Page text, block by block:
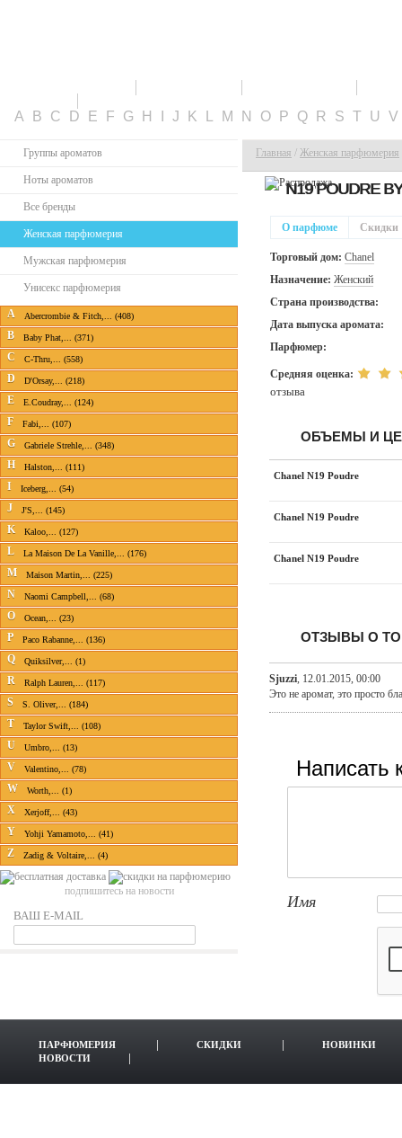
A B C D E F G H J K M N O P Q R S T U V
Группы ароматов
Ноты ароматов
Все бренды
Женская парфюмерия
Мужская парфюмерия
Унисекс парфюмерия
A Abercrombie & Fitch,... (408)
B Baby Phat,... (371)
C C-Thru,... (558)
D D'Orsay,... (218)
E E.Coudray,... (124)
F Fabi,... (107)
G Gabriele Strehle,... (348)
H Halston,... (111)
I Iceberg,... (54)
J J'S,... (145)
K Kaloo,... (127)
L La Maison De La Vanille,... (176)
M Maison Martin,... (225)
N Naomi Campbell,... (68)
O Ocean,... (23)
P Paco Rabanne,... (136)
Q Quiksilver,... (1)
R Ralph Lauren,... (117)
S S. Oliver,... (184)
T Taylor Swift,... (108)
U Umbro,... (13)
V Valentino,... (78)
W Worth,... (1)
X Xerjoff,... (43)
Y Yohji Yamamoto,... (41)
Z Zadig & Voltaire,... (4)
подпишитесь на новости
ВАШ E-MAIL
Главная / Женская парфюмерия
N19 POUDRE
О парфюме
Торговый дом: Chanel
Назначение: Женский
Страна производства:
Дата выпуска аромата:
Парфюмер:
Средняя оценка:
отзыва
Скидки
ОБЪЕМЫ И
Chanel N19 Poudre
Chanel N19 Poudre
Chanel N19 Poudre
ОТЗЫВЫ О
Sjuzzi 12.01.2015, 00:00
Это не аромат, это просто
Написать
Имя
ПАРФЮМЕРИЯ СКИДКИ
НОВИНКИ
НОВОСТИ